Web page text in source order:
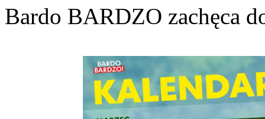
Bardo BARDZO zachęca